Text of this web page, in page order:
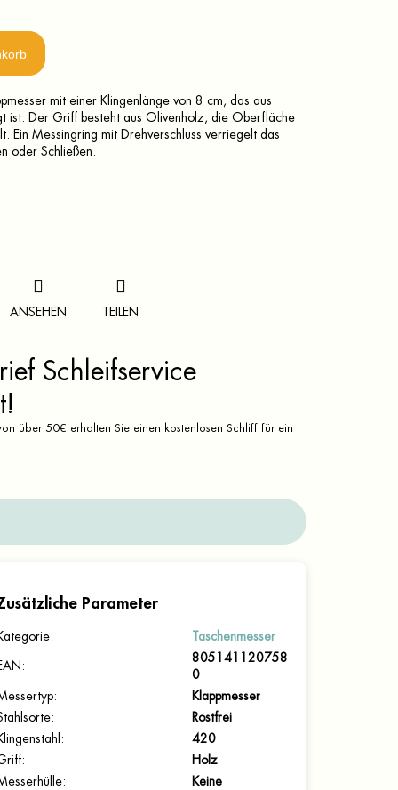
mit einer Klingenlänge von 8 cm, das aus
ist. Der Griff besteht aus Olivenholz, die Oberfläche
Ein Messingring mit Drehverschluss verriegelt das
oder Schließen.
ANSEHEN TEILEN
Schleifservice
über 50€ erhalten Sie einen kostenlosen Schliff für ein
Parameter
: Taschenmesser
:
805141120758
0
:
Klappmesser
:
Rostfrei
:
420
:
Holz
:
Keine